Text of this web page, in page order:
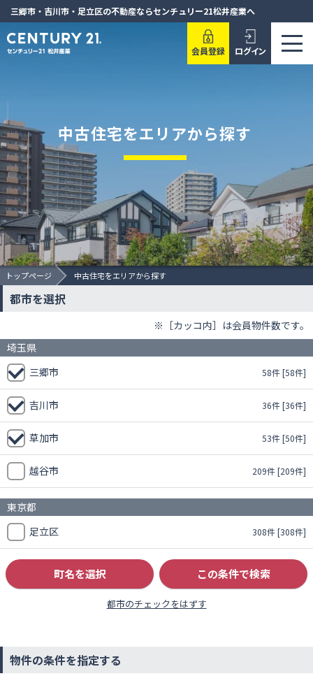
三郷市・吉川市・足立区の不動産ならセンチュリー21松井産業へ
会員登録 ログイン
トップページ 中古住宅をエリアから探す
中古住宅をエリアから探す
都市を選択
※［カッコ内］は会員物件数です。
埼玉県
三郷市
58件[58件]
吉川市 36件[36件]
草加市 53件[50件]
越谷市 209件[209件]
東京都
足立区
308件[308件]
町名を選択 この条件で検索
都市のチェックをはずす
物件の条件を指定する